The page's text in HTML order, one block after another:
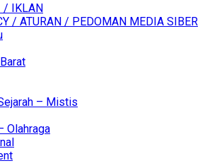
/ IKLAN
/ ATURAN / PEDOMAN MEDIA SIBER
– Mistis
Olahraga